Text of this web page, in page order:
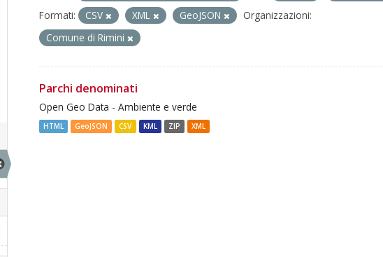
Formati:
CSV XML GeoJSON
Organizzazioni:
Comune di Rimini
Parchi denominati
Open Geo Data - Ambiente e verde
HTML GeoJSON CSV KML ZIP XML